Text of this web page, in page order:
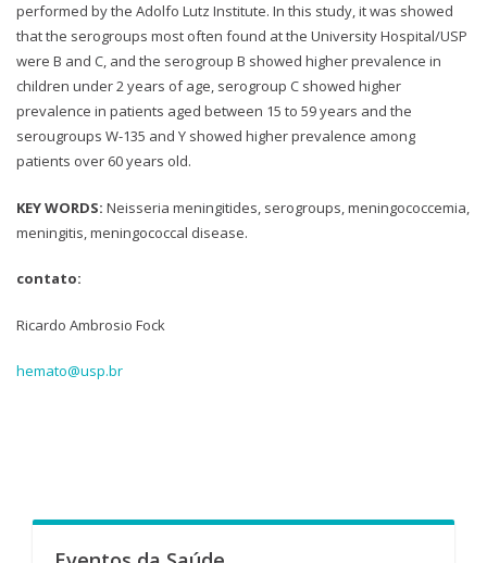
performed by the Adolfo Lutz Institute. In this study, it was showed
that the serogroups most often found at the University Hospital/USP
were B and C, and the serogroup B showed higher prevalence in
children under 2 years of age, serogroup C showed higher
prevalence in patients aged between 15 to 59 years and the
serougroups W-135 and Y showed higher prevalence among
patients over 60 years old.
KEY WORDS: Neisseria meningitides, serogroups, meningococcemia,
meningitis, meningococcal disease.
contato:
Ricardo Ambrosio Fock
hemato@usp.br